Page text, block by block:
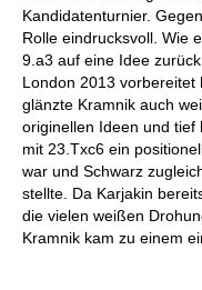
Kandidatenturnier.
Rolle eindrucksvoll. Wie
9.a3 auf eine Idee
London 2013 vorbereitet
glänzte Kramnik auch
originellen Ideen und tief
mit 23.Txc6 ein
war und Schwarz
stellte. Da Karjakin
die vielen weißen
Kramnik kam zu einem